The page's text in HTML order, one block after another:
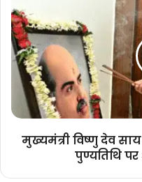
मुख़र्जी
की
प्रतिमा
पर
माल्यार्पण
नमन
किया।
विष्णु
देव
साय
ने
डॉ.
श्यामा
प्रसाद
मुखर्जी
पुण्यतिथि
श्रद्धांजलि
मुख्यमंत्री विष्णु देव
पुण्यतिथि पर